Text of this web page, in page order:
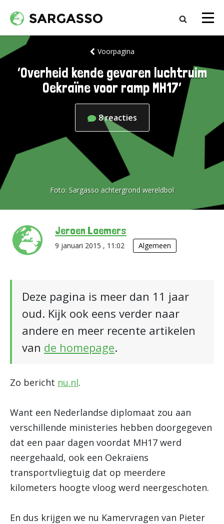
Voorpagina
‘Overheid kende gevaren luchtruim
Oekraïne voor ramp MH17’
8reacties
Foto: Sargasso achtergrond wereldbol
Jeroen Laemers
9 januari 2015 , 11:02 Algemeen
Deze pagina is meer dan 11 jaar
oud. Kijk ook eens verder naar
andere en meer recente artikelen
van de homepage.
Zo bericht nu.nl.
Want een Nederlandse diplomaat zou aan
verschillende ministeries hebben doorgegeven
dat een paar dagen voordat MH17 werd
neergehaald, ook een Oekraïens
transportvliegtuig dat op meerdere
kilometers hoogte vloog werd neergeschoten.
En dus krijgen we nu Kamervragen van Pieter